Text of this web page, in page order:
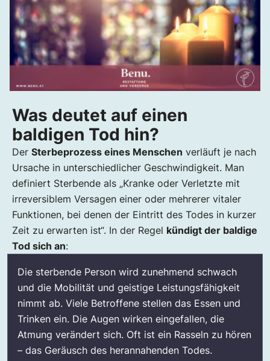
Was deutet auf einen
baldigen Tod hin?
Der Sterbeprozess eines Menschen verläuft je nach
Ursache in unterschiedlicher Geschwindigkeit. Man
definiert Sterbende als „Kranke oder Verletzte mit
irreversiblem Versagen einer oder mehrerer vitaler
Funktionen, bei denen der Eintritt des Todes in kurzer
Zeit zu erwarten ist“. In der Regel kündigt der baldige
Tod sich an:
Die sterbende Person wird zunehmend schwach
und die Mobilität und geistige Leistungsfähigkeit
nimmt ab. Viele Betroffene stellen das Essen und
Trinken ein. Die Augen wirken eingefallen, die
Atmung verändert sich. Oft ist ein Rasseln zu hören
– das Geräusch des herannahenden Todes.